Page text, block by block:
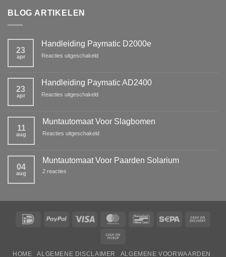
BLOG ARTIKELEN
23
apr
Handleiding Paymatic D2000e
Reacties uitgeschakeldvoor
D2000e
23
apr
Handleiding Paymatic AD2400
Reacties uitgeschakeldvoor
AD2400
11
aug
Muntautomaat Voor Slagbomen
Reacties uitgeschakeldvoor
Slagbomen
04
aug
Muntautomaat Voor Paarden Solarium
2 reacties
IDeal PayPal Visa MasterCardBancontactSepa
HOME ALGEMENE DISCLAIMER ALGEMENE VOORWAARDEN